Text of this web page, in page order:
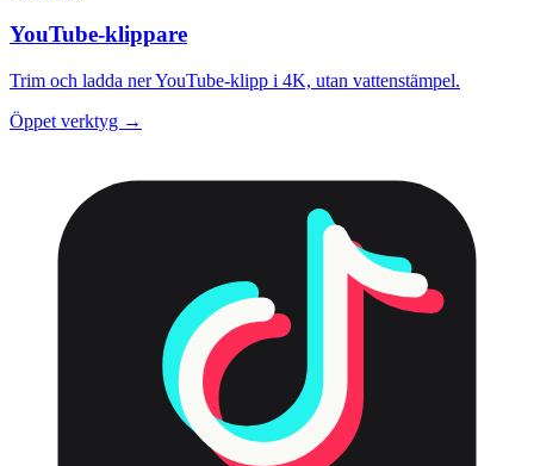
YouTube-klippare
Trim och ladda ner YouTube-klipp i 4K, utan vattenstämpel.
Öppet verktyg →